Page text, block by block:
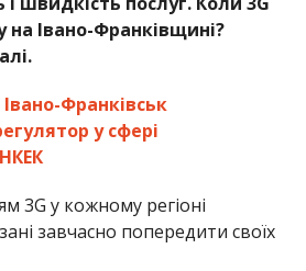
Івано-Франківщині?
Франківськ
у сфері
3G у кожному регіоні
завчасно попередити своїх